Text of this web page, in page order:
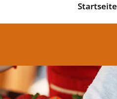
Startseite